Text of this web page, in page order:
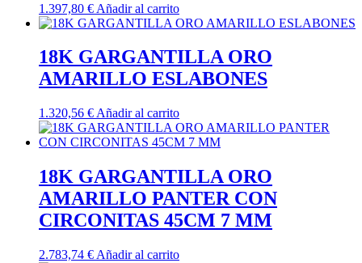
1.397,80 € Añadir al carrito
18K GARGANTILLA ORO
AMARILLO ESLABONES
1.320,56 € Añadir al carrito
18K GARGANTILLA ORO
AMARILLO PANTER CON
CIRCONITAS 45CM 7 MM
2.783,74 € Añadir al carrito